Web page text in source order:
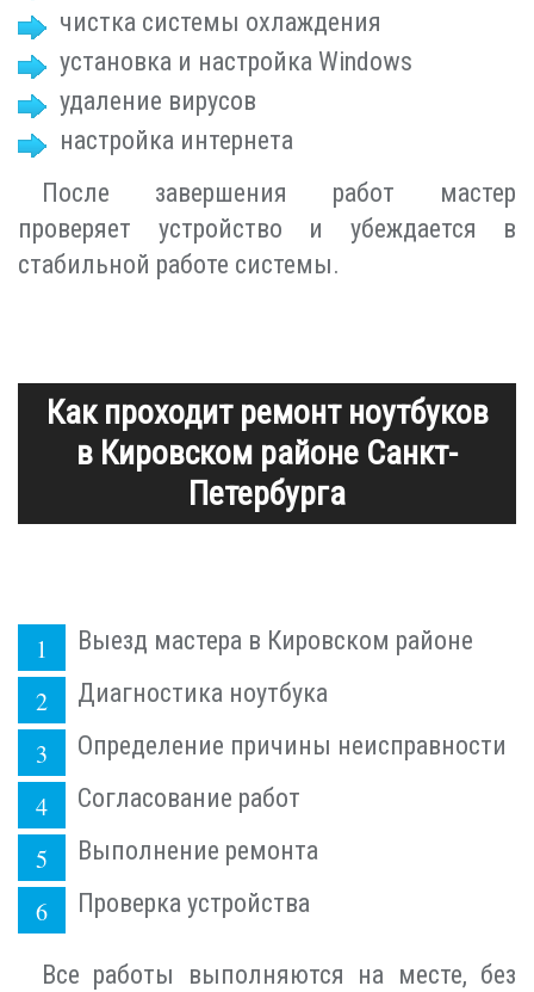
чистка системы охлаждения
установка и настройка Windows
удаление вирусов
настройка интернета
После завершения работ мастер
проверяет устройство и убеждается в
стабильной работе системы.
Как проходит ремонт ноутбуков
в Кировском районе Санкт-
Петербурга
Выезд мастера в Кировском районе
Диагностика ноутбука
Определение причины неисправности
Согласование работ
Выполнение ремонта
Проверка устройства
Все работы выполняются на месте, без